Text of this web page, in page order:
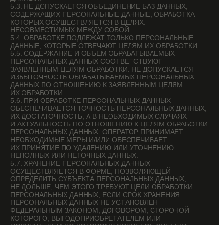
8.1. ОПЕРАТОР ОБЕСПЕЧИВАЕТ СОХРАННОСТЬ
ПЕРСОНАЛЬНЫХ ДАННЫХ И ПРИНИМАЕТ ВСЕ
ВОЗМОЖНЫЕ МЕРЫ, ИСКЛЮЧАЮЩИЕ ДОСТУП
К ПЕРСОНАЛЬНЫМ ДАННЫМ НЕУПОЛНОМОЧЕННЫХ ЛИЦ.
8.2. ПЕРСОНАЛЬНЫЕ ДАННЫЕ ПОЛЬЗОВАТЕЛЯ НИКОГДА,
НИ ПРИ КАКИХ УСЛОВИЯХ НЕ БУДУТ ПЕРЕДАНЫ ТРЕТЬИМ
ЛИЦАМ, ЗА ИСКЛЮЧЕНИЕМ СЛУЧАЕВ, СВЯЗАННЫХ
С ИСПОЛНЕНИЕМ ДЕЙСТВУЮЩЕГО ЗАКОНОДАТЕЛЬСТВА
ЛИБО В СЛУЧАЕ, ЕСЛИ СУБЪЕКТОМ ПЕРСОНАЛЬНЫХ
ДАННЫХ ДАНО СОГЛАСИЕ ОПЕРАТОРУ НА ПЕРЕДАЧУ
ДАННЫХ ТРЕТЬЕМУ ЛИЦУ ДЛЯ ИСПОЛНЕНИЯ
ОБЯЗАТЕЛЬСТВ ПО ГРАЖДАНСКО-ПРАВОВОМУ ДОГОВОРУ.
8.3. В СЛУЧАЕ ВЫЯВЛЕНИЯ НЕТОЧНОСТЕЙ
В ПЕРСОНАЛЬНЫХ ДАННЫХ, ПОЛЬЗОВАТЕЛЬ МОЖЕТ
АКТУАЛИЗИРОВАТЬ ИХ САМОСТОЯТЕЛЬНО, ПУТЕМ
НАПРАВЛЕНИЯ ОПЕРАТОРУ УВЕДОМЛЕНИЕ НА АДРЕС
ЭЛЕКТРОННОЙ ПОЧТЫ
ОПЕРАТОРА PRIVACY@THISMYWEBSITE.COM С ПОМЕТКОЙ
«АКТУАЛИЗАЦИЯ ПЕРСОНАЛЬНЫХ ДАННЫХ».
8.4. СРОК ОБРАБОТКИ ПЕРСОНАЛЬНЫХ ДАННЫХ
ОПРЕДЕЛЯЕТСЯ ДОСТИЖЕНИЕМ ЦЕЛЕЙ, ДЛЯ КОТОРЫХ
БЫЛИ СОБРАНЫ ПЕРСОНАЛЬНЫЕ ДАННЫЕ, ЕСЛИ ИНОЙ
СРОК НЕ ПРЕДУСМОТРЕН ДОГОВОРОМ ИЛИ
ДЕЙСТВУЮЩИМ ЗАКОНОДАТЕЛЬСТВОМ. ПОЛЬЗОВАТЕЛЬ
МОЖЕТ В ЛЮБОЙ МОМЕНТ ОТОЗВАТЬ СВОЕ СОГЛАСИЕ
НА ОБРАБОТКУ ПЕРСОНАЛЬНЫХ ДАННЫХ, НАПРАВИВ
ОПЕРАТОРУ УВЕДОМЛЕНИЕ ПОСРЕДСТВОМ
ЭЛЕКТРОННОЙ ПОЧТЫ НА ЭЛЕКТРОННЫЙ АДРЕС
ОПЕРАТОРА PRIVACY@THISMYWEBSITE.COM С ПОМЕТКОЙ
«ОТЗЫВ СОГЛАСИЯ НА ОБРАБОТКУ ПЕРСОНАЛЬНЫХ
ДАННЫХ».
8.5. ВСЯ ИНФОРМАЦИЯ, КОТОРАЯ СОБИРАЕТСЯ
СТОРОННИМИ СЕРВИСАМИ, В ТОМ ЧИСЛЕ ПЛАТЕЖНЫМИ
СИСТЕМАМИ, СРЕДСТВАМИ СВЯЗИ И ДРУГИМИ
ПОСТАВЩИКАМИ УСЛУГ, ХРАНИТСЯ И ОБРАБАТЫВАЕТСЯ
УКАЗАННЫМИ ЛИЦАМИ (ОПЕРАТОРАМИ)
В СООТВЕТСТВИИ С ИХ ПОЛЬЗОВАТЕЛЬСКИМ
СОГЛАШЕНИЕМ И ПОЛИТИКОЙ КОНФИДЕНЦИАЛЬНОСТИ.
СУБЪЕКТ ПЕРСОНАЛЬНЫХ ДАННЫХ И/